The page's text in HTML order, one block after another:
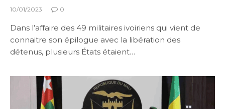
10/01/2023 0
Dans l’affaire des 49 militaires ivoiriens qui vient de
connaitre son épilogue avec la libération des
détenus, plusieurs États étaient…